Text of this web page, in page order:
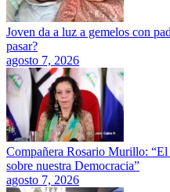
Joven da a luz a gemelos con
pasar?
agosto 7, 2026
Compañera Rosario Murillo:
sobre nuestra Democracia”
agosto 7, 2026